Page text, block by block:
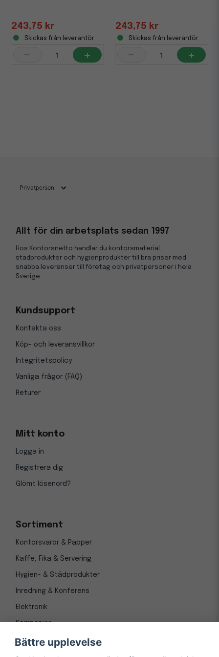
243,75 kr
Skickas från leverantör
- +
243,75 kr
Skickas från leverantör
- +
Allt för din arbetsplats sedan 1997
Hos Kontorsnetto handlar du kontorsmaterial,
städprodukter och hygienprodukter till bra priser med
snabba leveranser till företag och privatpersoner i hela
Sverige.
Kundsupport
Kontakta oss
Köp- och leveransvillkor
Integritetspolicy
Vanliga frågor (FAQ)
Returer
Mitt konto
Logga in
Registrera dig
Glömt lösenord?
Sortiment
Kontorsvaror & Papper
Kaffe, Fika & Servering
Hygien- & Städprodukter
Inredning & Konferens
Elektronik
Kampanjer
Bättre upplevelse